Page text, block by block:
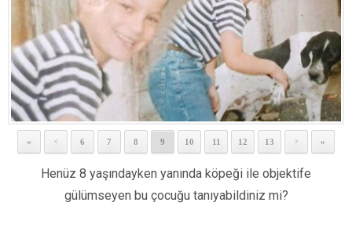
« < 6 7 8 9 10 11 12 13 > »
Henüz 8 yaşındayken yanında köpeği ile objektife
gülümseyen bu çocuğu tanıyabildiniz mi?